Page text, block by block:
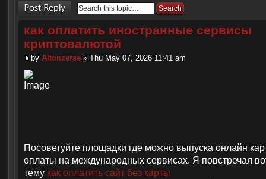
Post a reply
как оплатить иностранные сервисы
криптовалютой
by Altonzerse » Thu May 07, 2026 11:41 am
Посоветуйте площадки где можно выпуска онлайн
оплаты на международных сервисах. Я повстречал
тему как оплатить сайт без карты